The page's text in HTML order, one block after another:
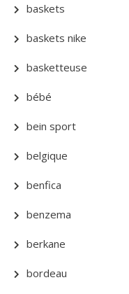
baskets
baskets nike
basketteuse
bébé
bein sport
belgique
benfica
benzema
berkane
bordeau